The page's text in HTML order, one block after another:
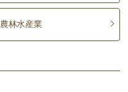
農林水産業